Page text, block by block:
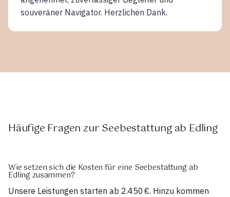
souveräner Navigator. Herzlichen Dank.
Häufige Fragen zur Seebestattung ab Edling
Wie setzen sich die Kosten für eine Seebestattung ab
Edling zusammen?
Unsere Leistungen starten ab 2.450 €. Hinzu kommen